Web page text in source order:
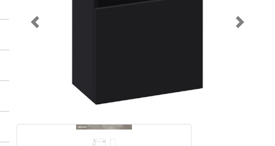
Previous Next